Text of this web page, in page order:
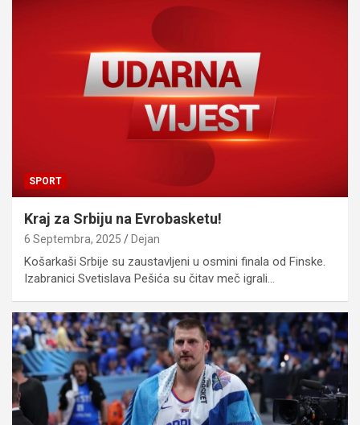
SPORT
Kraj za Srbiju na Evrobasketu!
6 Septembra, 2025 Dejan
Košarkaši Srbije su zaustavljeni u osmini finala od Finske.
Izabranici Svetislava Pešića su čitav meč igrali…